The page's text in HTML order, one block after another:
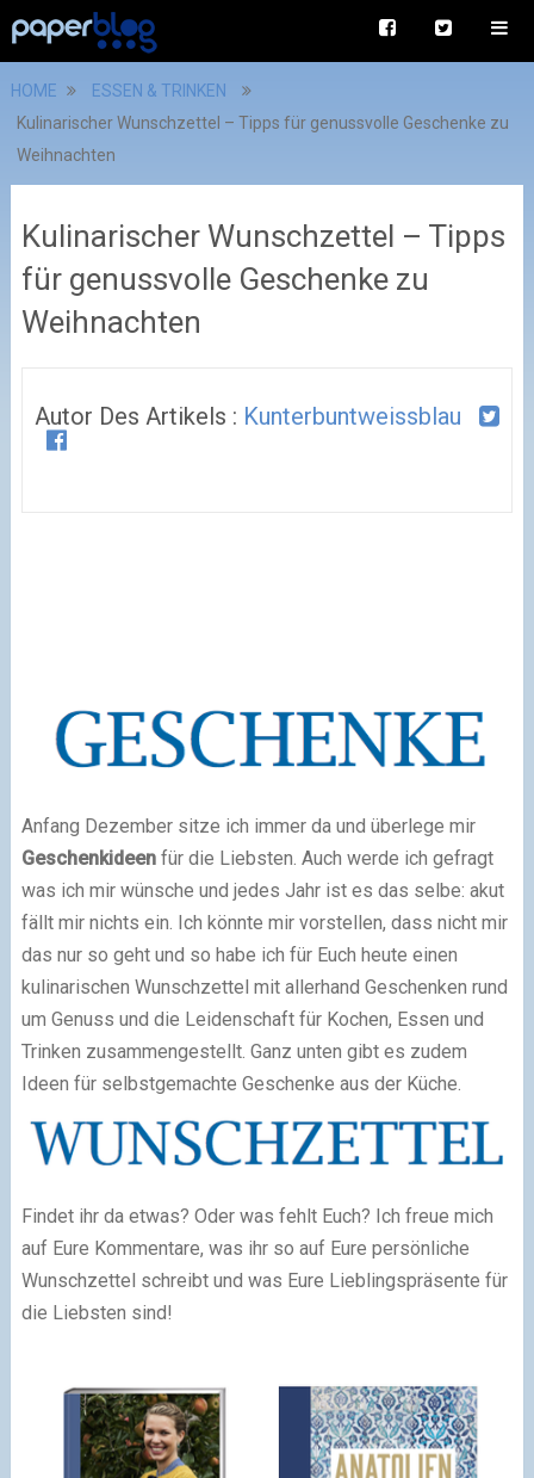
HOME
ESSEN & TRINKEN
Kulinarischer Wunschzettel – Tipps für genussvolle Geschenke zu
Weihnachten
Kulinarischer Wunschzettel – Tipps
für genussvolle Geschenke zu
Weihnachten
Autor Des Artikels : Kunterbuntweissblau
Anfang Dezember sitze ich immer da und überlege mir
Geschenkideenfür die Liebsten. Auch werde ich gefragt
was ich mir wünsche und jedes Jahr ist es das selbe: akut
fällt mir nichts ein. Ich könnte mir vorstellen, dass nicht mir
das nur so geht und so habe ich für Euch heute einen
kulinarischen Wunschzettel mit allerhand Geschenken rund
um Genuss und die Leidenschaft für Kochen, Essen und
Trinken zusammengestellt. Ganz unten gibt es zudem
Ideen für selbstgemachte Geschenke aus der Küche.
Findet ihr da etwas? Oder was fehlt Euch? Ich freue mich
auf Eure Kommentare, was ihr so auf Eure persönliche
Wunschzettel schreibt und was Eure Lieblingspräsente für
die Liebsten sind!